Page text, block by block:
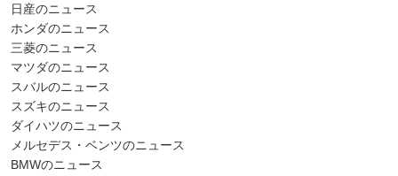
日産のニュース
ホンダのニュース
三菱のニュース
マツダのニュース
スバルのニュース
スズキのニュース
ダイハツのニュース
メルセデス・ベンツのニュース
BMWのニュース